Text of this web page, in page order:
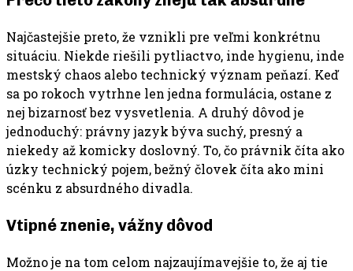
Najčastejšie preto, že vznikli pre veľmi konkrétnu
situáciu. Niekde riešili pytliactvo, inde hygienu, inde
mestský chaos alebo technický význam peňazí. Keď
sa po rokoch vytrhne len jedna formulácia, ostane z
nej bizarnosť bez vysvetlenia. A druhý dôvod je
jednoduchý: právny jazyk býva suchý, presný a
niekedy až komicky doslovný. To, čo právnik číta ako
úzky technický pojem, bežný človek číta ako mini
scénku z absurdného divadla.
Vtipné znenie, vážny dôvod
Možno je na tom celom najzaujímavejšie to, že aj tie